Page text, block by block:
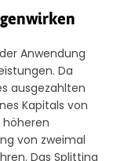
Anwendung
Da
ausgezahlten
Kapitals von
von zweimal
Das Splitting